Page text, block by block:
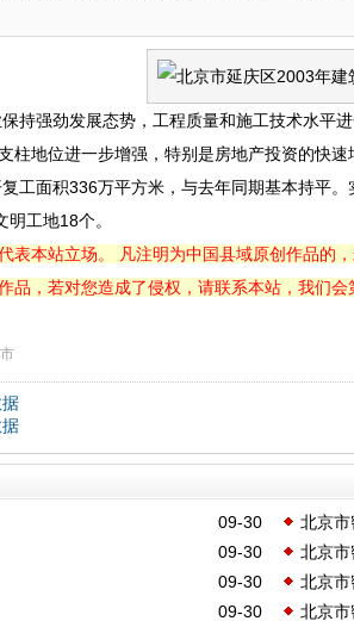
持强劲发展态势，工程质量和施工技术水平
柱地位进一步增强，特别是房地产投资的快
工面积336万平方米，与去年同期基本持平
工地18个。
表本站立场。 凡注明为中国县域原创作品的，
品，若对您造成了侵权，请联系本站，我们会
09-30
北京
09-30
北京
09-30
北京
09-30
北京